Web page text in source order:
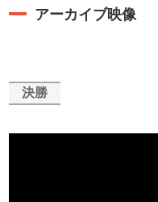
アーカイブ映像
決勝